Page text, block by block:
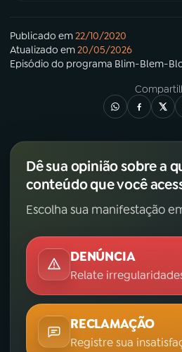
Publicado em22/10/2020
Atualizado em20/05/2026
Episódio do programa Blim-Blem-
Dê sua opinião sobre a
conteúdo que você
Escolha sua manifestação
DENÚNCIA
Relate
RECLAMAÇÃO
Registre sua